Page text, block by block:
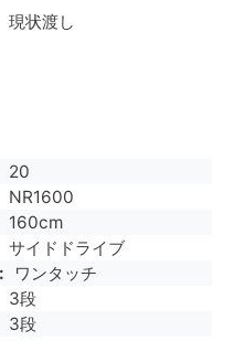
現状渡し
20
NR1600
160cm
サイドドライブ
ワンタッチ
3段
3段